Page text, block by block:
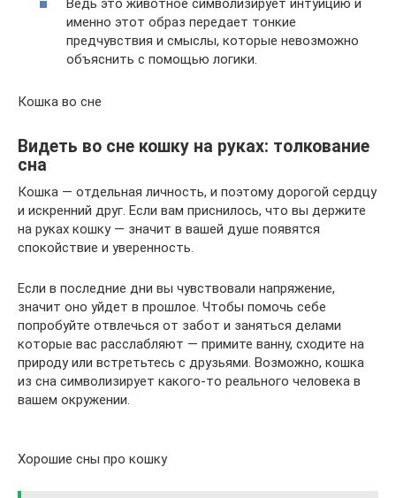
именно этот образ передает тонкие
предчувствия и смыслы, которые невозможно
объяснить с помощью логики.
Кошка во сне
Видеть во сне кошку на руках: толкование
сна
Кошка — отдельная личность, и поэтому дорогой сердцу
и искренний друг. Если вам приснилось, что вы держите
на руках кошку — значит в вашей душе появятся
спокойствие и уверенность.
Если в последние дни вы чувствовали напряжение,
значит оно уйдет в прошлое. Чтобы помочь себе
попробуйте отвлечься от забот и заняться делами
которые вас расслабляют — примите ванну, сходите на
природу или встретьтесь с друзьями. Возможно, кошка
из сна символизирует какого-то реального человека в
вашем окружении.
Хорошие сны про кошку